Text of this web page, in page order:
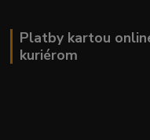
Platby kartou
kuriérom